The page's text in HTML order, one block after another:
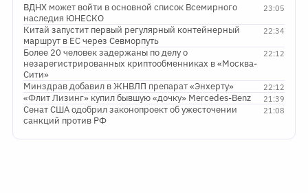
23:05
ВДНХ может войти в основной список Всемирного
наследия ЮНЕСКО
22:34
Китай запустит первый регулярный контейнерный
маршрут в ЕС через Севморпуть
22:12
Более 20 человек задержаны по делу о
незарегистрированных криптообменниках в «Москва-
Сити»
22:12
Минздрав добавил в ЖНВЛП препарат «Энхерту»
21:39
«Флит Лизинг» купил бывшую «дочку» Mercedes-Benz
21:08
Сенат США одобрил законопроект об ужесточении
санкций против РФ